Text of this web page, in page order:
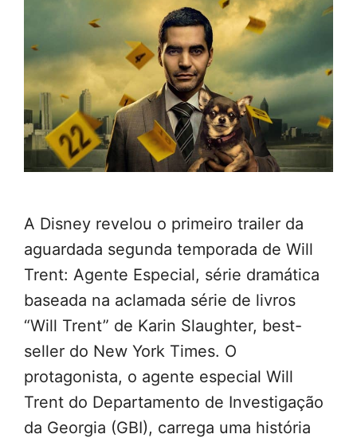
A Disney revelou o primeiro trailer da
aguardada segunda temporada de Will
Trent: Agente Especial, série dramática
baseada na aclamada série de livros
“Will Trent” de Karin Slaughter, best-
seller do New York Times. O
protagonista, o agente especial Will
Trent do Departamento de Investigação
da Georgia (GBI), carrega uma história